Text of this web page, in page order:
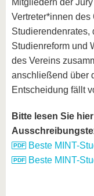
Mitgliedern der
Vertreter*innen
Studierendenrates,
Studienreform und
des Vereins
anschließend über
Entscheidung fällt
Bitte lesen Sie
Beste MINT-
Beste MINT-